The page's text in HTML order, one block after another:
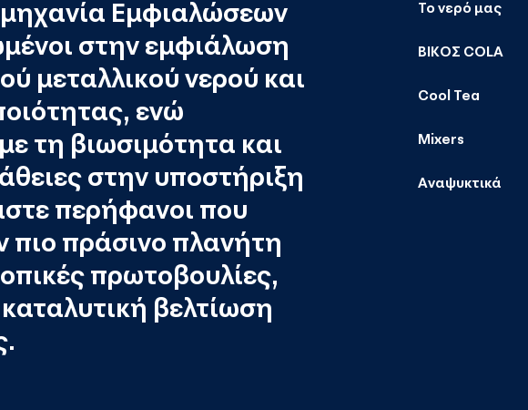
Εμφιαλώσεων
στην εμφιάλωση
μεταλλικού νερού και
ενώ
τη βιωσιμότητα και
στην υποστήριξη
περήφανοι που
πιο πράσινο πλανήτη
πρωτοβουλίες,
βελτίωση
Το νερό μας
ΒΙΚΟΣ COLA
Cool Tea
Mixers
Αναψυκτικά